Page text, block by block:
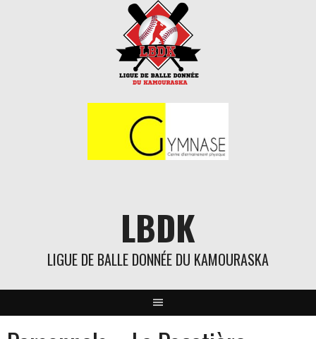
LBDK
LIGUE DE BALLE DONNÉE DU KAMOURASKA